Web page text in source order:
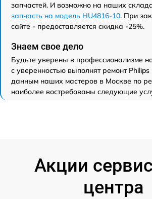
запчастей. И возможно на наших
запчасть на модель HU4816-10. При
сайте - предоставляется скидка -25%.
Знаем свое дело
Будьте уверены в профессионализме
с уверенностью выполнят ремонт
данным наших мастеров в Москве по
наиболее востребованы следующие
Акции
центра